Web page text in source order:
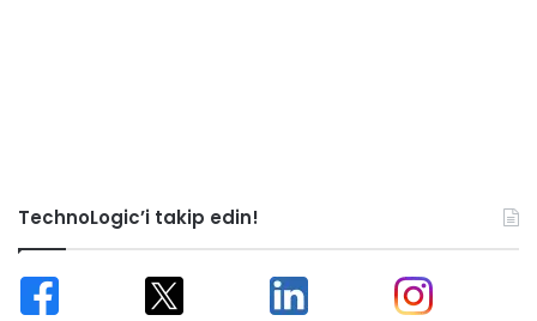
TechnoLogic’i takip edin!